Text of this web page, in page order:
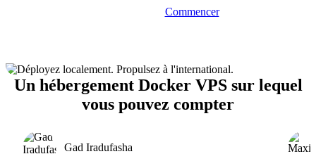
Commencer
Un hébergement Docker VPS sur lequel
vous pouvez compter
Gad Iradufasha